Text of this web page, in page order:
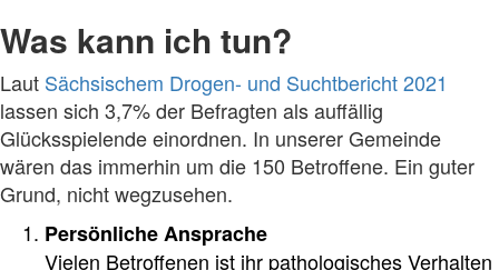
Was kann ich tun?
Laut Sächsischem Drogen- und Suchtbericht 2021
lassen sich 3,7% der Befragten als auffällig
Glücksspielende einordnen. In unserer Gemeinde
wären das immerhin um die 150 Betroffene. Ein guter
Grund, nicht wegzusehen.
Persönliche Ansprache
Vielen Betroffenen ist ihr pathologisches Verhalten